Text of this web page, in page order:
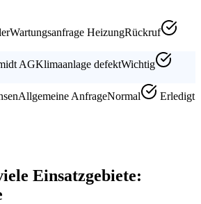
Wartungsanfrage HeizungRückruf
AGKlimaanlage defektWichtig
Allgemeine AnfrageNormal
Erledigt
Einsatzgebiete: